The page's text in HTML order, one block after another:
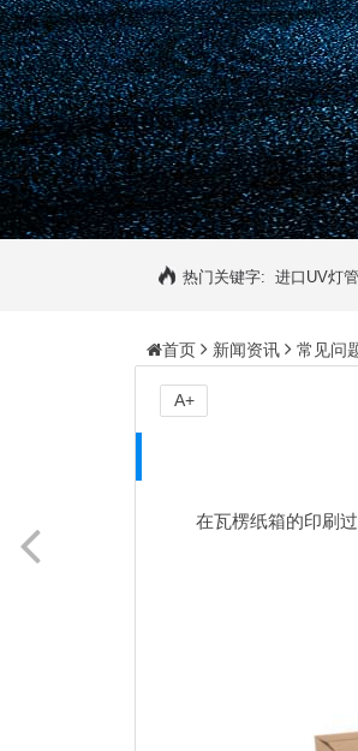
热门关键字: 进口UV灯管
首页 新闻资讯 常见问
在瓦楞纸箱的印刷
A+